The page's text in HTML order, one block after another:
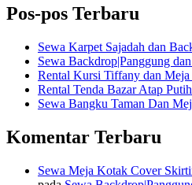
Pos-pos Terbaru
Sewa Karpet Sajadah dan
Sewa Backdrop|Panggung
Rental Kursi Tiffany dan
Rental Tenda Bazar Atap
Sewa Bangku Taman Dan
Komentar Terbaru
Sewa Meja Kotak Cover